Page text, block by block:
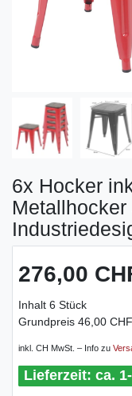
6x Hocker
276,00
Inhalt 6 Stück
Grundpreis 46,00
inkl. CH MwSt. – Info zu
ca.